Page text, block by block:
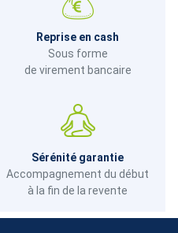
Reprise en cash
Sous forme
de virement bancaire
Sérénité garantie
Accompagnement du début
à la fin de la revente